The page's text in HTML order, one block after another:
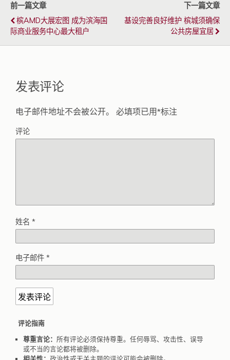
前一篇文章
槟AMD大展宏图 成为滨海国
际商业服务中心最大租户
下一篇文章
基设完善良好维护 槟城须确保
公共房屋宜居
发表评论
电子邮件地址不会被公开。 必填项已用*标注
评论
姓名 *
电子邮件 *
评论指南
尊重言论： 所有评论必须保持尊重。任何辱骂、攻击性、误导
或不当的言论都将被删除。